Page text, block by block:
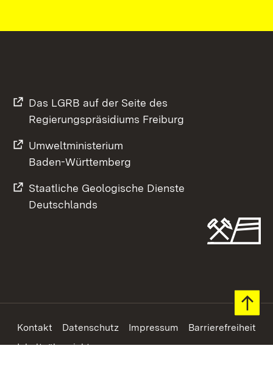
Das LGRB auf der Seite des
Regierungspräsidiums Freiburg
Umweltministerium
Baden-Württemberg
Staatliche Geologische Dienste
Deutschlands
Footer
Kontakt Datenschutz Impressum
Barrierefreiheit
Inhaltsübersicht